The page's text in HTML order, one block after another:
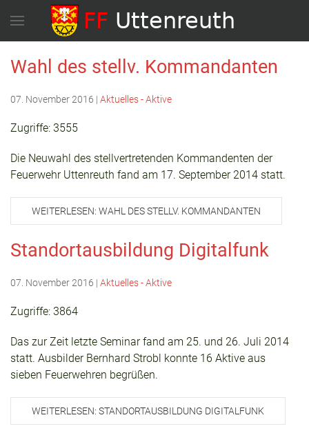
Wahl des stellv. Kommandanten
07. November 2016 | Aktuelles - Aktive
Zugriffe: 3555
Die Neuwahl des stellvertretenden Kommandenten der
Feuerwehr Uttenreuth fand am 17. September 2014 statt.
WEITERLESEN: WAHL DES STELLV. KOMMANDANTEN
Standortausbildung Digitalfunk
07. November 2016 | Aktuelles - Aktive
Zugriffe: 3864
Das zur Zeit letzte Seminar fand am 25. und 26. Juli 2014
statt. Ausbilder Bernhard Strobl konnte 16 Aktive aus
sieben Feuerwehren begrüßen.
WEITERLESEN: STANDORTAUSBILDUNG DIGITALFUNK